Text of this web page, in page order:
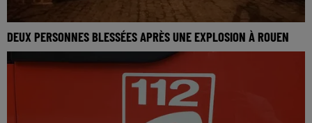
DEUX PERSONNES BLESSÉES APRÈS UNE EXPLOSION À ROUEN